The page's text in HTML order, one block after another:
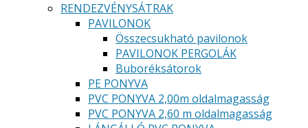
RENDEZVÉNYSÁTRAK
PAVILONOK
Összecsukható pavilonok
PAVILONOK PERGOLÁK
Buboréksátorok
PE PONYVA
PVC PONYVA 2,00m oldalmagasság
PVC PONYVA 2,60 m oldalmagasság